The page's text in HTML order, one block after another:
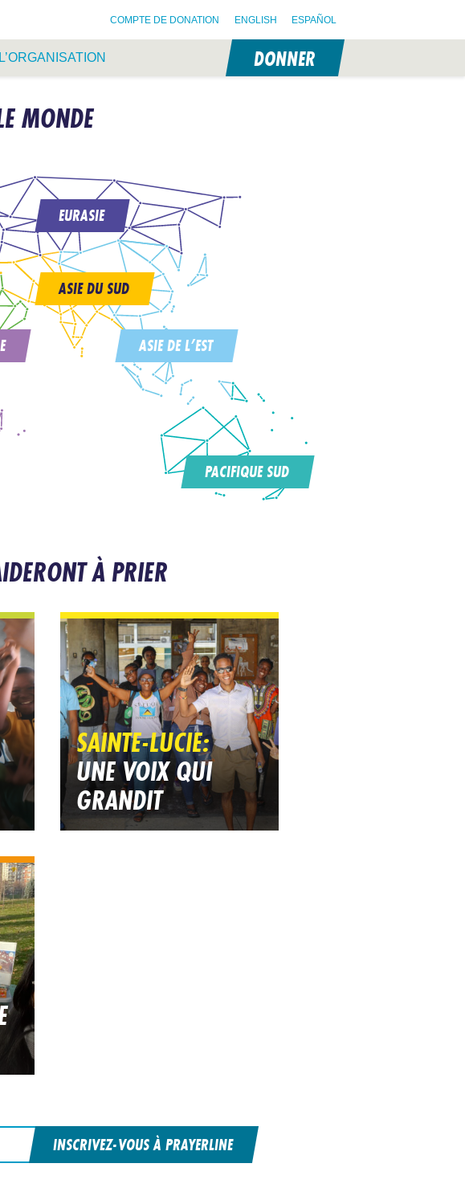
COMPTE DE DONATION ENGLISH ESPAÑOL
L’ORGANISATION DONNER
MONDE
PACIFIQUE SUD
ASIE DE L’EST
ASIE DU SUD
EURASIE
À PRIER
SAINTE-LUCIE:
UNE VOIX QUI
GRANDIT
INSCRIVEZ-VOUS À PRAYERLINE